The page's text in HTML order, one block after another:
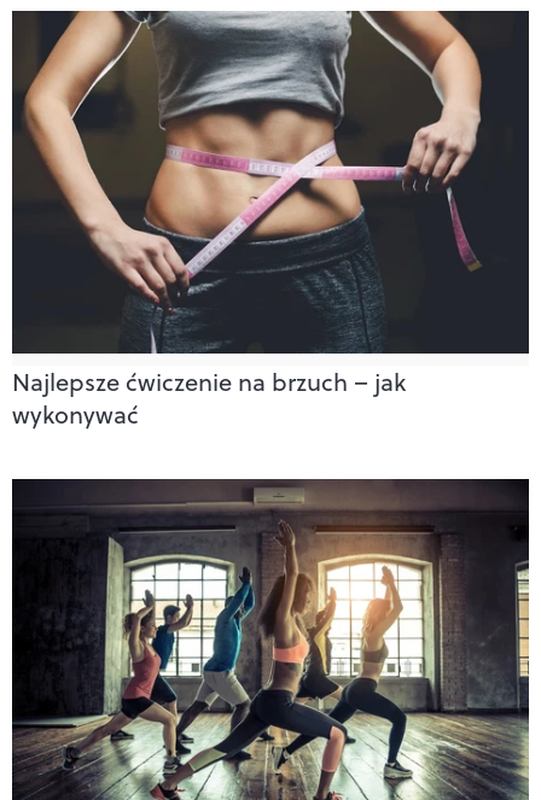
Najlepsze ćwiczenie na brzuch – jak
wykonywać